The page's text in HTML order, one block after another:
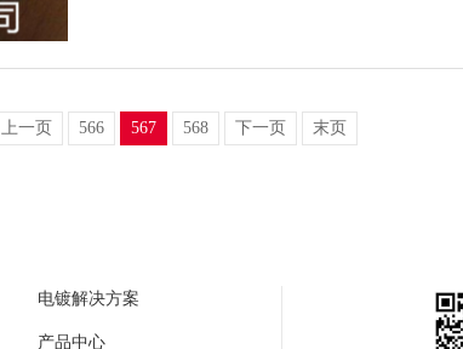
上一页 566 567 568 下一页 末页
电镀解决方案
产品中心